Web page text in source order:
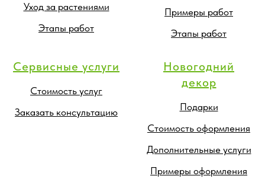
Уход за растениями
Этапы работ
Примеры работ
Этапы работ
Сервисные услуги
Стоимость услуг
Заказать консультацию
Новогодний
декор
Подарки
Стоимость оформления
Дополнительные услуги
Примеры оформления